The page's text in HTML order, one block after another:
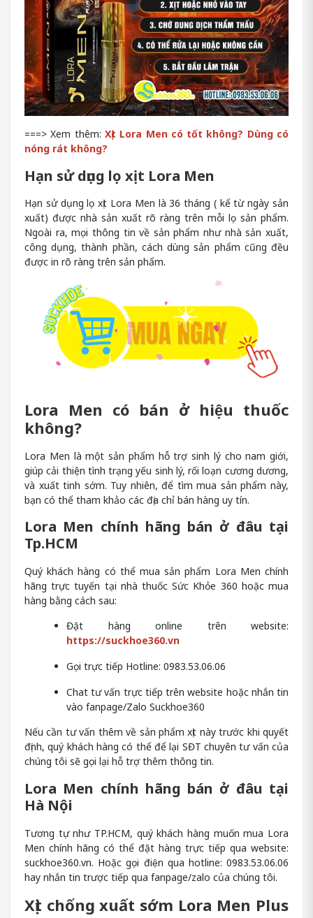
===> Xem thêm: Xịt Lora Men có tốt không? Dùng có
nóng rát không?
Hạn sử dụng lọ xịt Lora Men
Hạn sử dụng lọ xịt Lora Men là 36 tháng ( kể từ ngày sản
xuất) được nhà sản xuất rõ ràng trên mỗi lọ sản phẩm.
Ngoài ra, mọi thông tin về sản phẩm như nhà sản xuất,
công dụng, thành phần, cách dùng sản phẩm cũng đều
được in rõ ràng trên sản phẩm.
Lora Men có bán ở hiệu thuốc
không?
Lora Men là một sản phẩm hỗ trợ sinh lý cho nam giới,
giúp cải thiện tình trạng yếu sinh lý, rối loạn cương dương,
và xuất tinh sớm. Tuy nhiên, để tìm mua sản phẩm này,
bạn có thể tham khảo các địa chỉ bán hàng uy tín.
Lora Men chính hãng bán ở đâu tại
Tp.HCM
Quý khách hàng có thể mua sản phẩm Lora Men chính
hãng trực tuyến tại nhà thuốc Sức Khỏe 360 hoặc mua
hàng bằng cách sau:
Đặt hàng online trên website:
https://suckhoe360.vn
Gọi trực tiếp Hotline: 0983.53.06.06
Chat tư vấn trực tiếp trên website hoặc nhắn tin
vào fanpage/Zalo Suckhoe360
Nếu cần tư vấn thêm về sản phẩm xịt này trước khi quyết
định, quý khách hàng có thể để lại SĐT chuyên tư vấn của
chúng tôi sẽ gọi lại hỗ trợ thêm thông tin.
Lora Men chính hãng bán ở đâu tại
Hà Nội
Tương tự như TP.HCM, quý khách hàng muốn mua Lora
Men chính hãng có thể đặt hàng trực tiếp qua website:
suckhoe360.vn. Hoặc gọi điện qua hotline: 0983.53.06.06
hay nhắn tin trược tiếp qua fanpage/zalo của chúng tôi.
Xịt chống xuất sớm Lora Men Plus